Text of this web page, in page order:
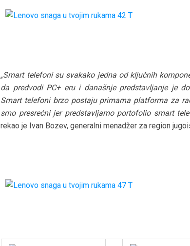
„Smart telefoni su svakako jedna od ključnih
da predvodi PC+ eru i današnje predstavljanje je
Smart telefoni brzo postaju primarna platforma za
smo presrećni jer predstavljamo portofolio smart
rekao je Ivan Bozev, generalni menadžer za region